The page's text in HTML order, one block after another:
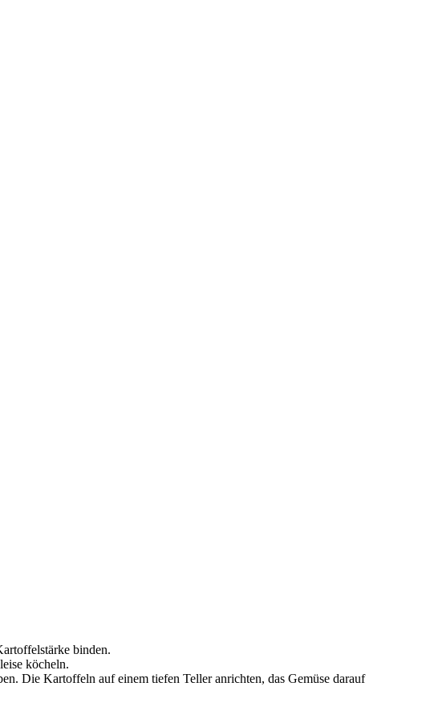
binden.
köcheln.
Die Kartoffeln auf einem tiefen Teller anrichten, das Gemüse darauf